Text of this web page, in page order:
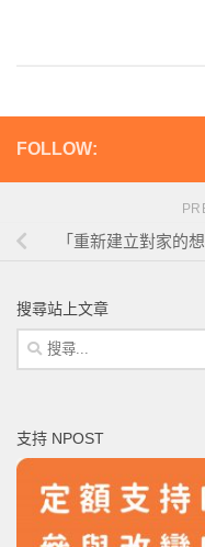
FOLLOW:
「重新建立對家的
搜尋站上文章
搜
尋
字:
支持 NPOST